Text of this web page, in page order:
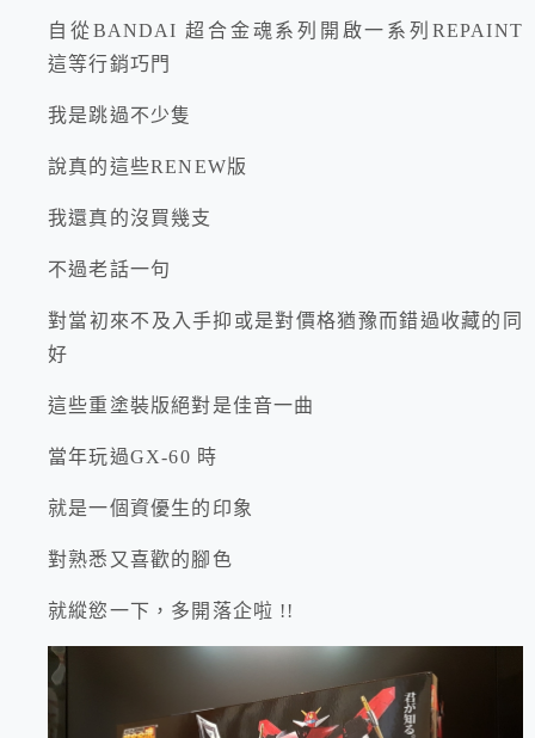
自從BANDAI 超合金魂系列開啟一系列REPAINT
這等行銷巧門
我是跳過不少隻
說真的這些RENEW版
我還真的沒買幾支
不過老話一句
對當初來不及入手抑或是對價格猶豫而錯過收藏的同
好
這些重塗裝版絕對是佳音一曲
當年玩過GX-60 時
就是一個資優生的印象
對熟悉又喜歡的腳色
就縱慾一下，多開落企啦 !!